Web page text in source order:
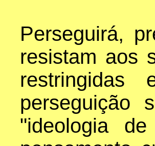
Perseguirá,
resistam aos
perseguição
"ideologia